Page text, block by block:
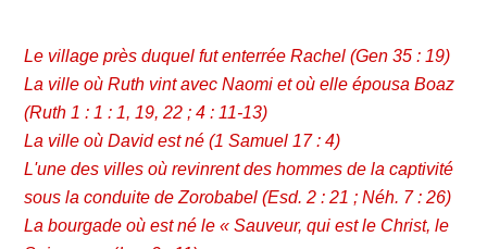
Le village près duquel fut enterrée Rachel (Gen 35 : 19)
La ville où Ruth vint avec Naomi et où elle épousa Boaz
(Ruth 1 : 1 : 1, 19, 22 ; 4 : 11-13)
La ville où David est né (1 Samuel 17 : 4)
L'une des villes où revinrent des hommes de la captivité
sous la conduite de Zorobabel (Esd. 2 : 21 ; Néh. 7 : 26)
La bourgade où est né le « Sauveur, qui est le Christ, le